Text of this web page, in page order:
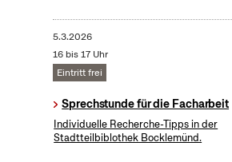
5.3.2026
16 bis 17 Uhr
Eintritt frei
Sprechstunde für die Facharbeit
Individuelle Recherche-Tipps in der
Stadtteilbiblothek Bocklemünd.